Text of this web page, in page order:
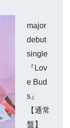
major
debut
single
『Lov
e Bud
s』
【通常
盤】